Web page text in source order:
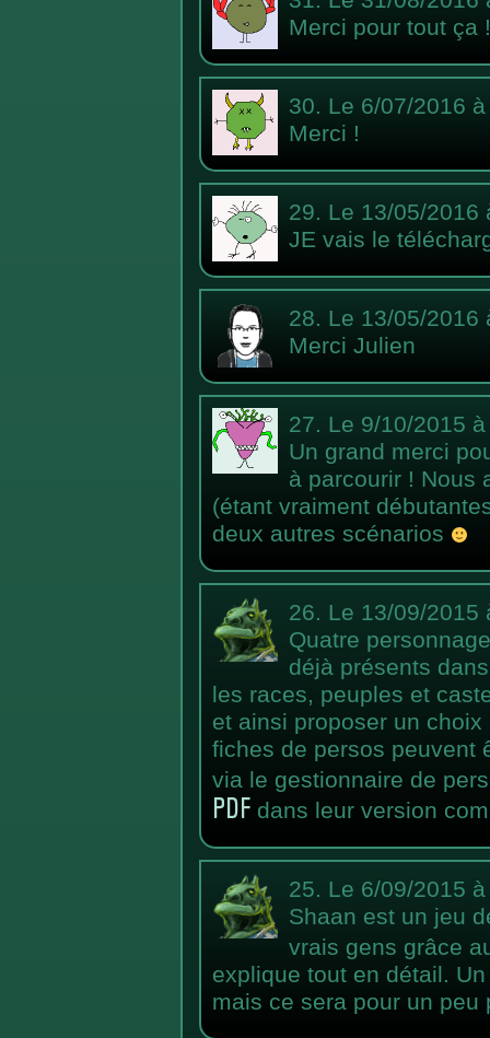
Merci pour tout ça !
30. Le 6/07/2016
Merci !
29. Le 13/05/
JE vais le
28. Le 13/05/
Merci Julien
27. Le 9/10/2015
Un grand merci
à parcourir ! Nous
(étant vraiment
deux autres scénarios
26. Le 13/09/
Quatre
déjà présents
les races, peuples et
et ainsi proposer un
fiches de persos peuvent
via le gestionnaire de
PDF dans leur version
25. Le 6/09/2015
Shaan est un jeu
vrais gens grâce
explique tout en détail.
mais ce sera pour un peu